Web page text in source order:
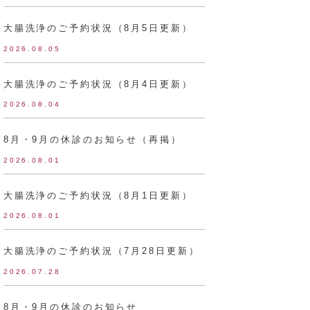
大腸洗浄のご予約状況（8月5日更新）
2026.08.05
大腸洗浄のご予約状況（8月4日更新）
2026.08.04
8月・9月の休診のお知らせ（再掲）
2026.08.01
大腸洗浄のご予約状況（8月1日更新）
2026.08.01
大腸洗浄のご予約状況（7月28日更新）
2026.07.28
8月・9月の休診のお知らせ